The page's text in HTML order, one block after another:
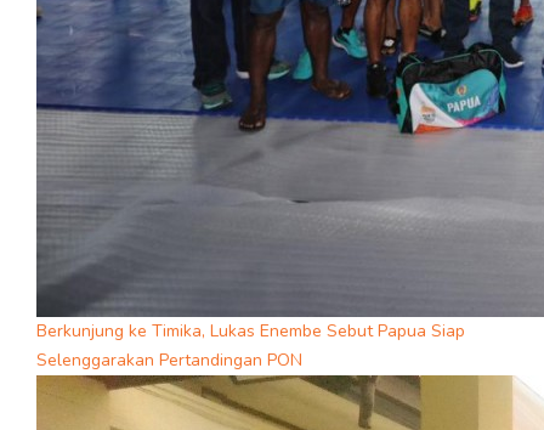
Berkunjung ke Timika, Lukas Enembe Sebut Papua Siap
Selenggarakan Pertandingan PON